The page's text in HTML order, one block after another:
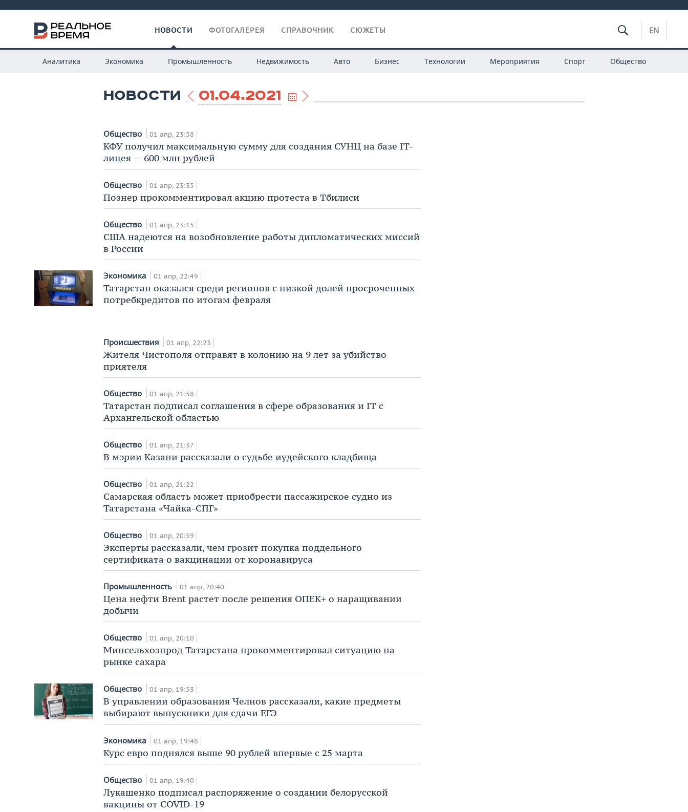
НОВОСТИ ФОТОГАЛЕРЕЯ СПРАВОЧНИК СЮЖЕТЫ EN
Аналитика Экономика Промышленность Недвижимость Авто Бизнес Технологии Мероприятия Спорт Общество
НОВОСТИ 01.04.2021
Общество 01 апр, 23:58
КФУ получил максимальную сумму для создания СУНЦ на базе IT-
лицея — 600 млн рублей
Общество 01 апр, 23:35
Познер прокомментировал акцию протеста в Тбилиси
Общество 01 апр, 23:15
США надеются на возобновление работы дипломатических миссий
в России
Экономика 01 апр, 22:49
Татарстан оказался среди регионов с низкой долей просроченных
потребкредитов по итогам февраля
Происшествия 01 апр, 22:23
Жителя Чистополя отправят в колонию на 9 лет за убийство
приятеля
Общество 01 апр, 21:58
Татарстан подписал соглашения в сфере образования и IT с
Архангельской областью
Общество 01 апр, 21:37
В мэрии Казани рассказали о судьбе иудейского кладбища
Общество 01 апр, 21:22
Самарская область может приобрести пассажирское судно из
Татарстана «Чайка-СПГ»
Общество 01 апр, 20:59
Эксперты рассказали, чем грозит покупка поддельного
сертификата о вакцинации от коронавируса
Промышленность 01 апр, 20:40
Цена нефти Brent растет после решения ОПЕК+ о наращивании
добычи
Общество 01 апр, 20:10
Минсельхозпрод Татарстана прокомментировал ситуацию на
рынке сахара
Общество 01 апр, 19:53
В управлении образования Челнов рассказали, какие предметы
выбирают выпускники для сдачи ЕГЭ
Экономика 01 апр, 19:48
Курс евро поднялся выше 90 рублей впервые с 25 марта
Общество 01 апр, 19:40
Лукашенко подписал распоряжение о создании белорусской
вакцины от COVID-19